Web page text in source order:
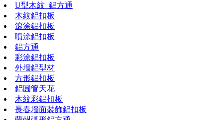
U型木紋_鋁方通
木紋鋁扣板
滾涂鋁扣板
噴涂鋁扣板
鋁方通
彩涂鋁扣板
外墻鋁型材
方形鋁扣板
鋁圓管天花
木紋彩鋁扣板
長春墻面裝飾鋁扣板